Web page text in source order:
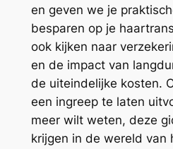
en geven we je
besparen op je
ook kijken naar
en de impact van
de uiteindelijke kosten.
een ingreep te laten
meer wilt weten, deze
krijgen in de wereld van